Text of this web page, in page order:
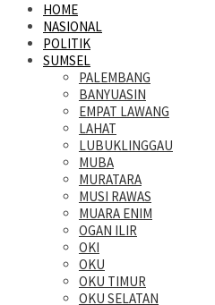
HOME
NASIONAL
POLITIK
SUMSEL
PALEMBANG
BANYUASIN
EMPAT LAWANG
LAHAT
LUBUKLINGGAU
MUBA
MURATARA
MUSI RAWAS
MUARA ENIM
OGAN ILIR
OKI
OKU
OKU TIMUR
OKU SELATAN